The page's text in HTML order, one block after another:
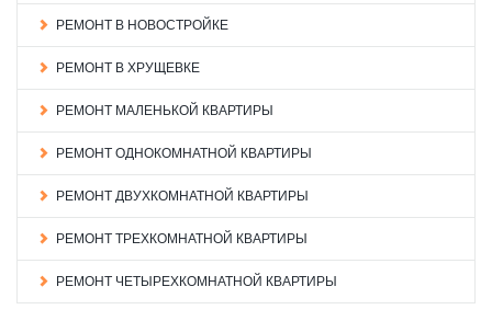
РЕМОНТ В НОВОСТРОЙКЕ
РЕМОНТ В ХРУЩЕВКЕ
РЕМОНТ МАЛЕНЬКОЙ КВАРТИРЫ
РЕМОНТ ОДНОКОМНАТНОЙ КВАРТИРЫ
РЕМОНТ ДВУХКОМНАТНОЙ КВАРТИРЫ
РЕМОНТ ТРЕХКОМНАТНОЙ КВАРТИРЫ
РЕМОНТ ЧЕТЫРЕХКОМНАТНОЙ КВАРТИРЫ